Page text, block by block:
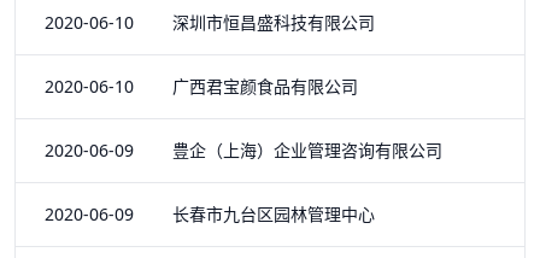
2020-06-10 深圳市恒昌盛科技有限公司
2020-06-10 广西君宝颜食品有限公司
2020-06-09 豊企（上海）企业管理咨询有限公司
2020-06-09 长春市九台区园林管理中心